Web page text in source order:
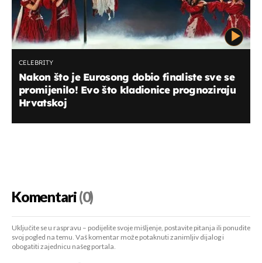
CELEBRITY
Nakon što je Eurosong dobio finaliste sve se
promijenilo! Evo što kladionice prognoziraju
Hrvatskoj
Komentari(0)
Uključite se u raspravu – podijelite svoje mišljenje, postavite pitanja ili ponudite
svoj pogled na temu. Vaš komentar može potaknuti zanimljiv dijalog i
obogatiti zajednicu našeg portala.